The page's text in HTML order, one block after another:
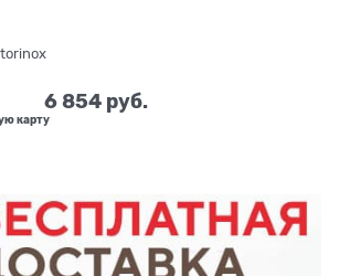
6 854 руб.
карту